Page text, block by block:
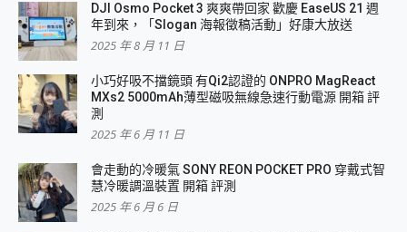
DJI Osmo Pocket 3 爽爽帶回家 歡慶 EaseUS 21 週
年到來，「Slogan 海報徵稿活動」好康大放送
2025 年 8 月 11 日
小巧好吸不擋鏡頭 有Qi2認證的 ONPRO MagReact
MXs2 5000mAh薄型磁吸無線急速行動電源 開箱 評
測
2025 年 6 月 11 日
會走動的冷暖氣 SONY REON POCKET PRO 穿戴式智
慧冷暖調溫裝置 開箱 評測
2025 年 6 月 6 日